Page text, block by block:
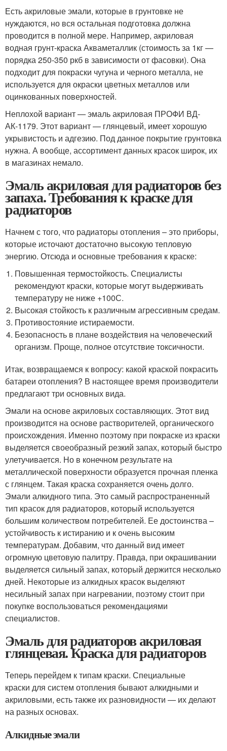
Есть акриловые эмали, которые в грунтовке не
нуждаются, но вся остальная подготовка должна
проводится в полной мере. Например, акриловая
водная грунт-краска Акваметаллик (стоимость за 1кг —
порядка 250-350 ркб в зависимости от фасовки). Она
подходит для покраски чугуна и черного металла, не
используется для окраски цветных металлов или
оцинкованных поверхностей.
Неплохой вариант — эмаль акриловая ПРОФИ ВД-
АК-1179. Этот вариант — глянцевый, имеет хорошую
укрывистость и адгезию. Под данное покрытие грунтовка
нужна. А вообще, ассортимент данных красок широк, их
в магазинах немало.
Эмаль акриловая для радиаторов без
запаха. Требования к краске для
радиаторов
Начнем с того, что радиаторы отопления – это приборы,
которые источают достаточно высокую тепловую
энергию. Отсюда и основные требования к краске:
Повышенная термостойкость. Специалисты
рекомендуют краски, которые могут выдерживать
температуру не ниже +100С.
Высокая стойкость к различным агрессивным средам.
Противостояние истираемости.
Безопасность в плане воздействия на человеческий
организм. Проще, полное отсутствие токсичности.
Итак, возвращаемся к вопросу: какой краской покрасить
батареи отопления? В настоящее время производители
предлагают три основных вида.
Эмали на основе акриловых составляющих. Этот вид
производится на основе растворителей, органического
происхождения. Именно поэтому при покраске из краски
выделяется своеобразный резкий запах, который быстро
улетучивается. Но в конечном результате на
металлической поверхности образуется прочная пленка
с глянцем. Такая краска сохраняется очень долго.
Эмали алкидного типа. Это самый распространенный
тип красок для радиаторов, который используется
большим количеством потребителей. Ее достоинства –
устойчивость к истиранию и к очень высоким
температурам. Добавим, что данный вид имеет
огромную цветовую палитру. Правда, при окрашивании
выделяется сильный запах, который держится несколько
дней. Некоторые из алкидных красок выделяют
несильный запах при нагревании, поэтому стоит при
покупке воспользоваться рекомендациями
специалистов.
Эмаль для радиаторов акриловая
глянцевая. Краска для радиаторов
Теперь перейдем к типам краски. Специальные
краски для систем отопления бывают алкидными и
акриловыми, есть также их разновидности — их делают
на разных основах.
Алкидные эмали